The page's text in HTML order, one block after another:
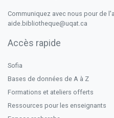
Communiquez avec nous pour de
aide.bibliotheque@uqat.ca
Accès rapide
Sofia
Bases de données de A à Z
Formations et ateliers offerts
Ressources pour les enseignants